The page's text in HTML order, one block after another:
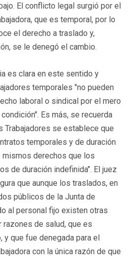
El conflicto legal surgió por el
que es temporal, por lo
el derecho a traslado y,
se le denegó el cambio.
es clara en este sentido y
temporales "no pueden
laboral o sindical por el mero
Es más, se recuerda
Trabajadores se establece que
temporales y de duración
mismos derechos que los
de duración indefinida". El juez
que aunque los traslados, en
públicos de la Junta de
al personal fijo existen otras
de salud, que es
que fue denegada para el
con la única razón de que